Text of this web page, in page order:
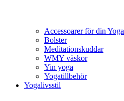
Accessoarer för din Yoga
Bolster
Meditationskuddar
WMY väskor
Yin yoga
Yogatillbehör
Yogalivsstil